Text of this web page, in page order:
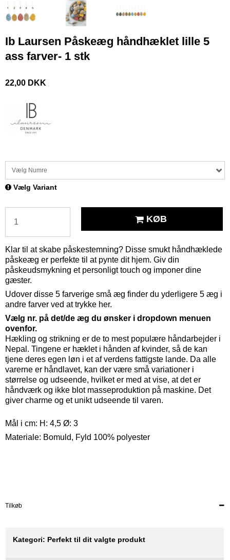
Ib Laursen Påskeæg håndhæklet lille 5
ass farver- 1 stk
22,00 DKK
Vælg Numre
Vælg Variant
KØB
Klar til at skabe påskestemning? Disse smukt håndhæklede
påskeæg er perfekte til at pynte dit hjem. Giv din
påskeudsmykning et personligt touch og imponer dine
gæster.
Udover disse 5 farverige små æg finder du yderligere 5 æg i
andre farver ved attrykke her.
Vælg nr. på det/de æg du ønsker i dropdown menuen
ovenfor.
Hækling og strikning er de to mest populære håndarbejder i
Nepal. Tingene er hæklet i hånden af kvinder, så de kan
tjene deres egen løn i et af verdens fattigste lande. Da alle
varerne er håndlavet, kan der være små variationer i
størrelse og udseende, hvilket er med at vise, at det er
håndværk og ikke blot masseproduktion på maskine. Det
giver charme og et unikt udseende til varen.
Mål i cm: H: 4,5 Ø: 3
Materiale: Bomuld, Fyld 100% polyester
Tilkøb
Kategori: Perfekt til dit valgte produkt